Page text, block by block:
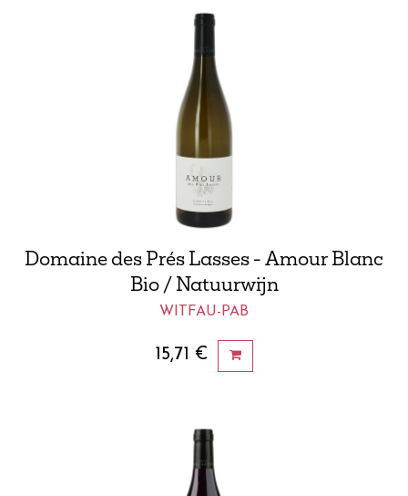
Domaine des Prés Lasses - Amour Blanc
Bio / Natuurwijn
WITFAU-PAB
15,71 €